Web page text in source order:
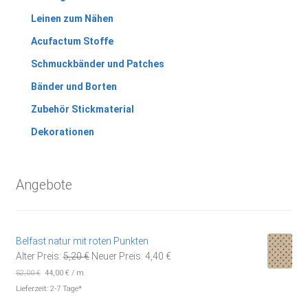
Leinen zum Nähen
Acufactum Stoffe
Schmuckbänder und Patches
Bänder und Borten
Zubehör Stickmaterial
Dekorationen
Angebote
Belfast natur mit roten Punkten
Alter Preis: 5,20€ Ursprünglicher
Neuer Preis: 4,40 €Aktueller
52,00€ 44,00€ / m
Lieferzeit: 2-7 Tage*